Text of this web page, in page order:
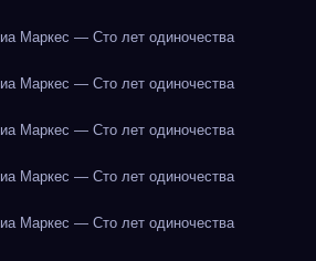
Маркес — Сто лет одиночества
Маркес — Сто лет одиночества
Маркес — Сто лет одиночества
Маркес — Сто лет одиночества
Маркес — Сто лет одиночества